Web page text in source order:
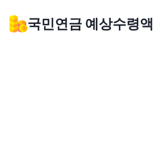
국민연금 예상수령액